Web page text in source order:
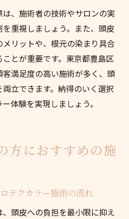
、施術者の技術やサロンの実
重視しましょう。また、頭皮
リットや、根元の染まり具合
とが重要です。東京都豊島区
満足度の高い施術が多く、頭
立できます。納得のいく選択
体験を実現しましょう。
方におすすめの施
テクカラー施術の流れ
頭皮への負担を最小限に抑え